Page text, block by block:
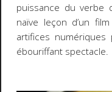
puissance du verbe
naïve leçon d’un
artifices
ébouriffant spectacle.